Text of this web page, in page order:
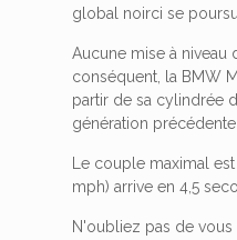
global noirci se
Aucune mise à niveau
conséquent, la BMW
partir de sa cylindrée
génération
Le couple maximal
mph) arrive en 4,5
N'oubliez pas de vous